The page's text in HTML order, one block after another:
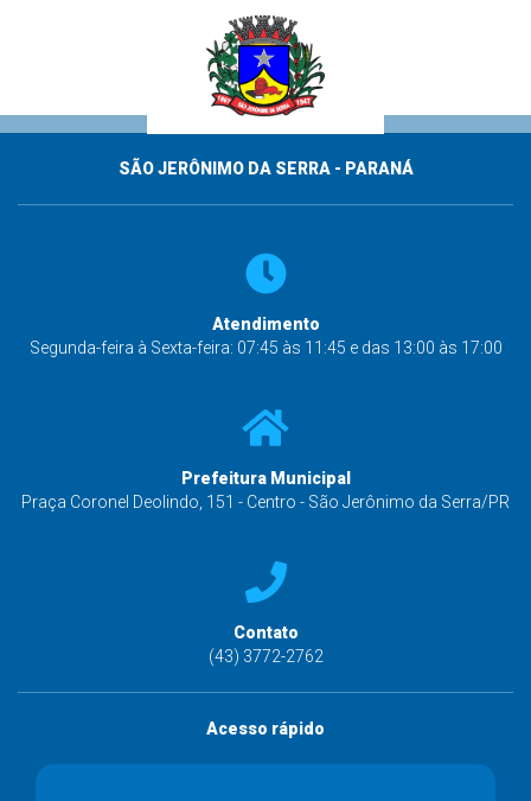
SÃO JERÔNIMO DA SERRA - PARANÁ
Atendimento
Segunda-feira à Sexta-feira: 07:45 às 11:45 e das 13:00 às 17:00
Prefeitura Municipal
Praça Coronel Deolindo, 151 - Centro - São Jerônimo da Serra/PR
Contato
(43) 3772-2762
Acesso rápido